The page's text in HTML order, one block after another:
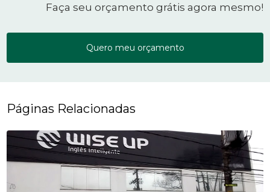
Faça seu orçamento grátis agora mesmo!
Quero meu orçamento
Páginas Relacionadas